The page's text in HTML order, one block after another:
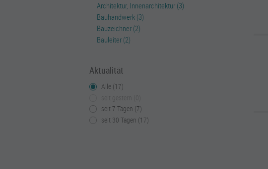
Architektur, Innenarchitektur (3)
Bauhandwerk (3)
Bauzeichner (2)
Bauleiter (2)
Aktualität
Alle (17)
seit 7 Tagen (7)
seit 30 Tagen (17)